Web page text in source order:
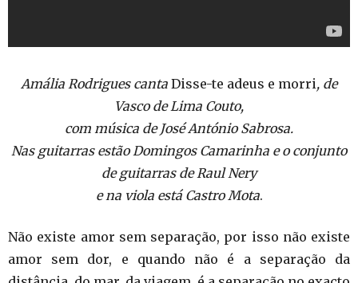
Amália Rodrigues canta Disse-te adeus e morri, de
Vasco de Lima Couto,
com música de José António Sabrosa.
Nas guitarras estão Domingos Camarinha e o conjunto
de guitarras de Raul Nery
e na viola está Castro Mota.
Não existe amor sem separação, por isso não existe
amor sem dor, e quando não é a separação da